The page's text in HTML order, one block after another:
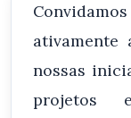
ativamente
nossas
projetos